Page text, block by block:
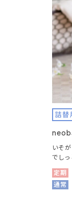
詰替
いそ
でし
定期
通常